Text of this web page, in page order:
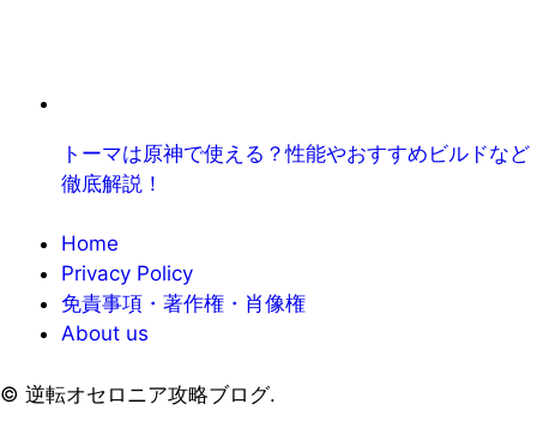
トーマは原神で使える？性能やおすすめビルドなど
徹底解説！
Home
Privacy Policy
免責事項・著作権・肖像権
About us
© 逆転オセロニア攻略ブログ.